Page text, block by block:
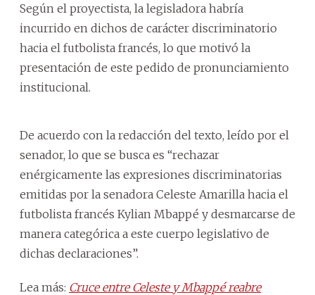
Según el proyectista, la legisladora habría
incurrido en dichos de carácter discriminatorio
hacia el futbolista francés, lo que motivó la
presentación de este pedido de pronunciamiento
institucional.
De acuerdo con la redacción del texto, leído por el
senador, lo que se busca es “rechazar
enérgicamente las expresiones discriminatorias
emitidas por la senadora Celeste Amarilla hacia el
futbolista francés Kylian Mbappé y desmarcarse de
manera categórica a este cuerpo legislativo de
dichas declaraciones”.
Lea más: Cruce entre Celeste y Mbappé reabre